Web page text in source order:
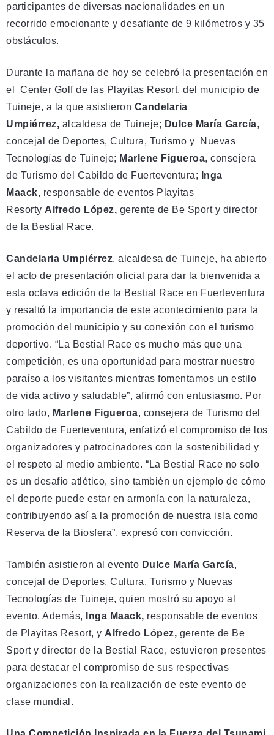
participantes de diversas nacionalidades en un
recorrido emocionante y desafiante de 9 kilómetros y 35
obstáculos.
Durante la mañana de hoy se celebró la presentación en
el Center Golf de las Playitas Resort, del municipio de
Tuineje, a la que asistieron Candelaria
Umpiérrez, alcaldesa de Tuineje; Dulce María García,
concejal de Deportes, Cultura, Turismo y Nuevas
Tecnologías de Tuineje; Marlene Figueroa, consejera
de Turismo del Cabildo de Fuerteventura;
Inga
Maack, responsable de eventos Playitas
Resorty Alfredo López, gerente de Be Sport y director
de la Bestial Race.
Candelaria Umpiérrez, alcaldesa de Tuineje, ha abierto
el acto de presentación oficial para dar la bienvenida a
esta octava edición de la Bestial Race en Fuerteventura
y resaltó la importancia de este acontecimiento para la
promoción del municipio y su conexión con el turismo
deportivo. “La Bestial Race es mucho más que una
competición, es una oportunidad para mostrar nuestro
paraíso a los visitantes mientras fomentamos un estilo
de vida activo y saludable”, afirmó con entusiasmo. Por
otro lado, Marlene Figueroa, consejera de Turismo del
Cabildo de Fuerteventura, enfatizó el compromiso de los
organizadores y patrocinadores con la sostenibilidad y
el respeto al medio ambiente. “La Bestial Race no solo
es un desafío atlético, sino también un ejemplo de cómo
el deporte puede estar en armonía con la naturaleza,
contribuyendo así a la promoción de nuestra isla como
Reserva de la Biosfera”, expresó con convicción.
También asistieron al evento Dulce María García,
concejal de Deportes, Cultura, Turismo y Nuevas
Tecnologías de Tuineje, quien mostró su apoyo al
evento. Además,
Inga Maack, responsable de eventos
de Playitas Resort, y Alfredo López, gerente de Be
Sport y director de la Bestial Race, estuvieron presentes
para destacar el compromiso de sus respectivas
organizaciones con la realización de este evento de
clase mundial.